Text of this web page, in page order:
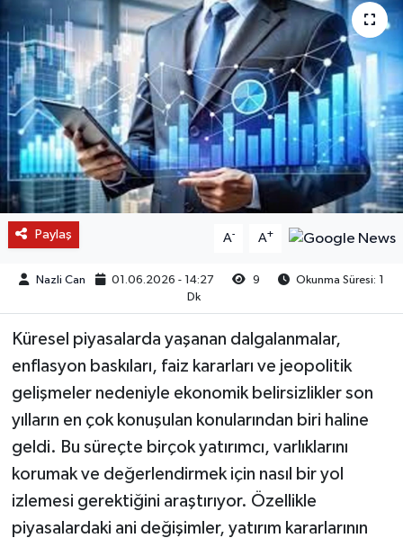
Paylaş A- A+
Nazli Can 01.06.2026 - 14:27 9
Okunma Süresi: 1
Dk
Küresel piyasalarda yaşanan dalgalanmalar,
enflasyon baskıları, faiz kararları ve jeopolitik
gelişmeler nedeniyle ekonomik belirsizlikler son
yılların en çok konuşulan konularından biri haline
geldi. Bu süreçte birçok yatırımcı, varlıklarını
korumak ve değerlendirmek için nasıl bir yol
izlemesi gerektiğini araştırıyor. Özellikle
piyasalardaki ani değişimler, yatırım kararlarının